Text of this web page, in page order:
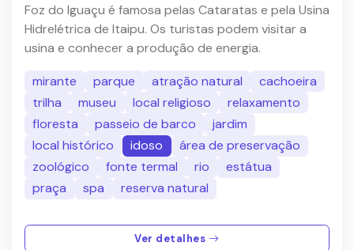
Foz do Iguaçu é famosa pelas Cataratas e pela Usina
Hidrelétrica de Itaipu. Os turistas podem visitar a
usina e conhecer a produção de energia.
mirante
parque atração natural
cachoeira
trilha
museu local religioso
relaxamento
floresta
passeio de barco
jardim
local histórico
idoso
área de preservação
zoológico
fonte termal rio
estátua
praça
spa reserva natural
Ver detalhes